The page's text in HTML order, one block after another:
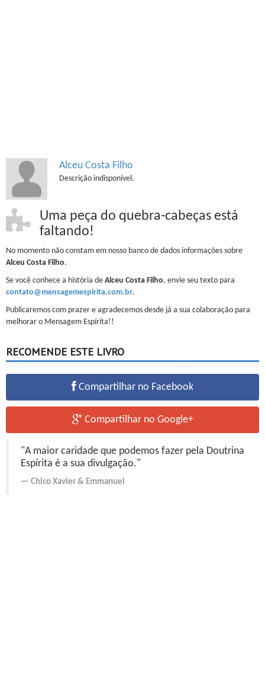
Alceu Costa Filho
Descrição indisponível.
Uma peça do quebra-cabeças está
faltando!
No momento não constam em nosso banco de dados informações sobre
Alceu Costa Filho.
Se você conhece a história de Alceu Costa Filho, envie seu texto para
contato@mensagemespirita.com.br.
Publicaremos com prazer e agradecemos desde já a sua colaboração para
melhorar o Mensagem Espírita!!
RECOMENDE ESTE LIVRO
Compartilhar no Facebook
Compartilhar no Google+
"A maior caridade que podemos fazer pela Doutrina
Espírita é a sua divulgação."
Chico Xavier & Emmanuel